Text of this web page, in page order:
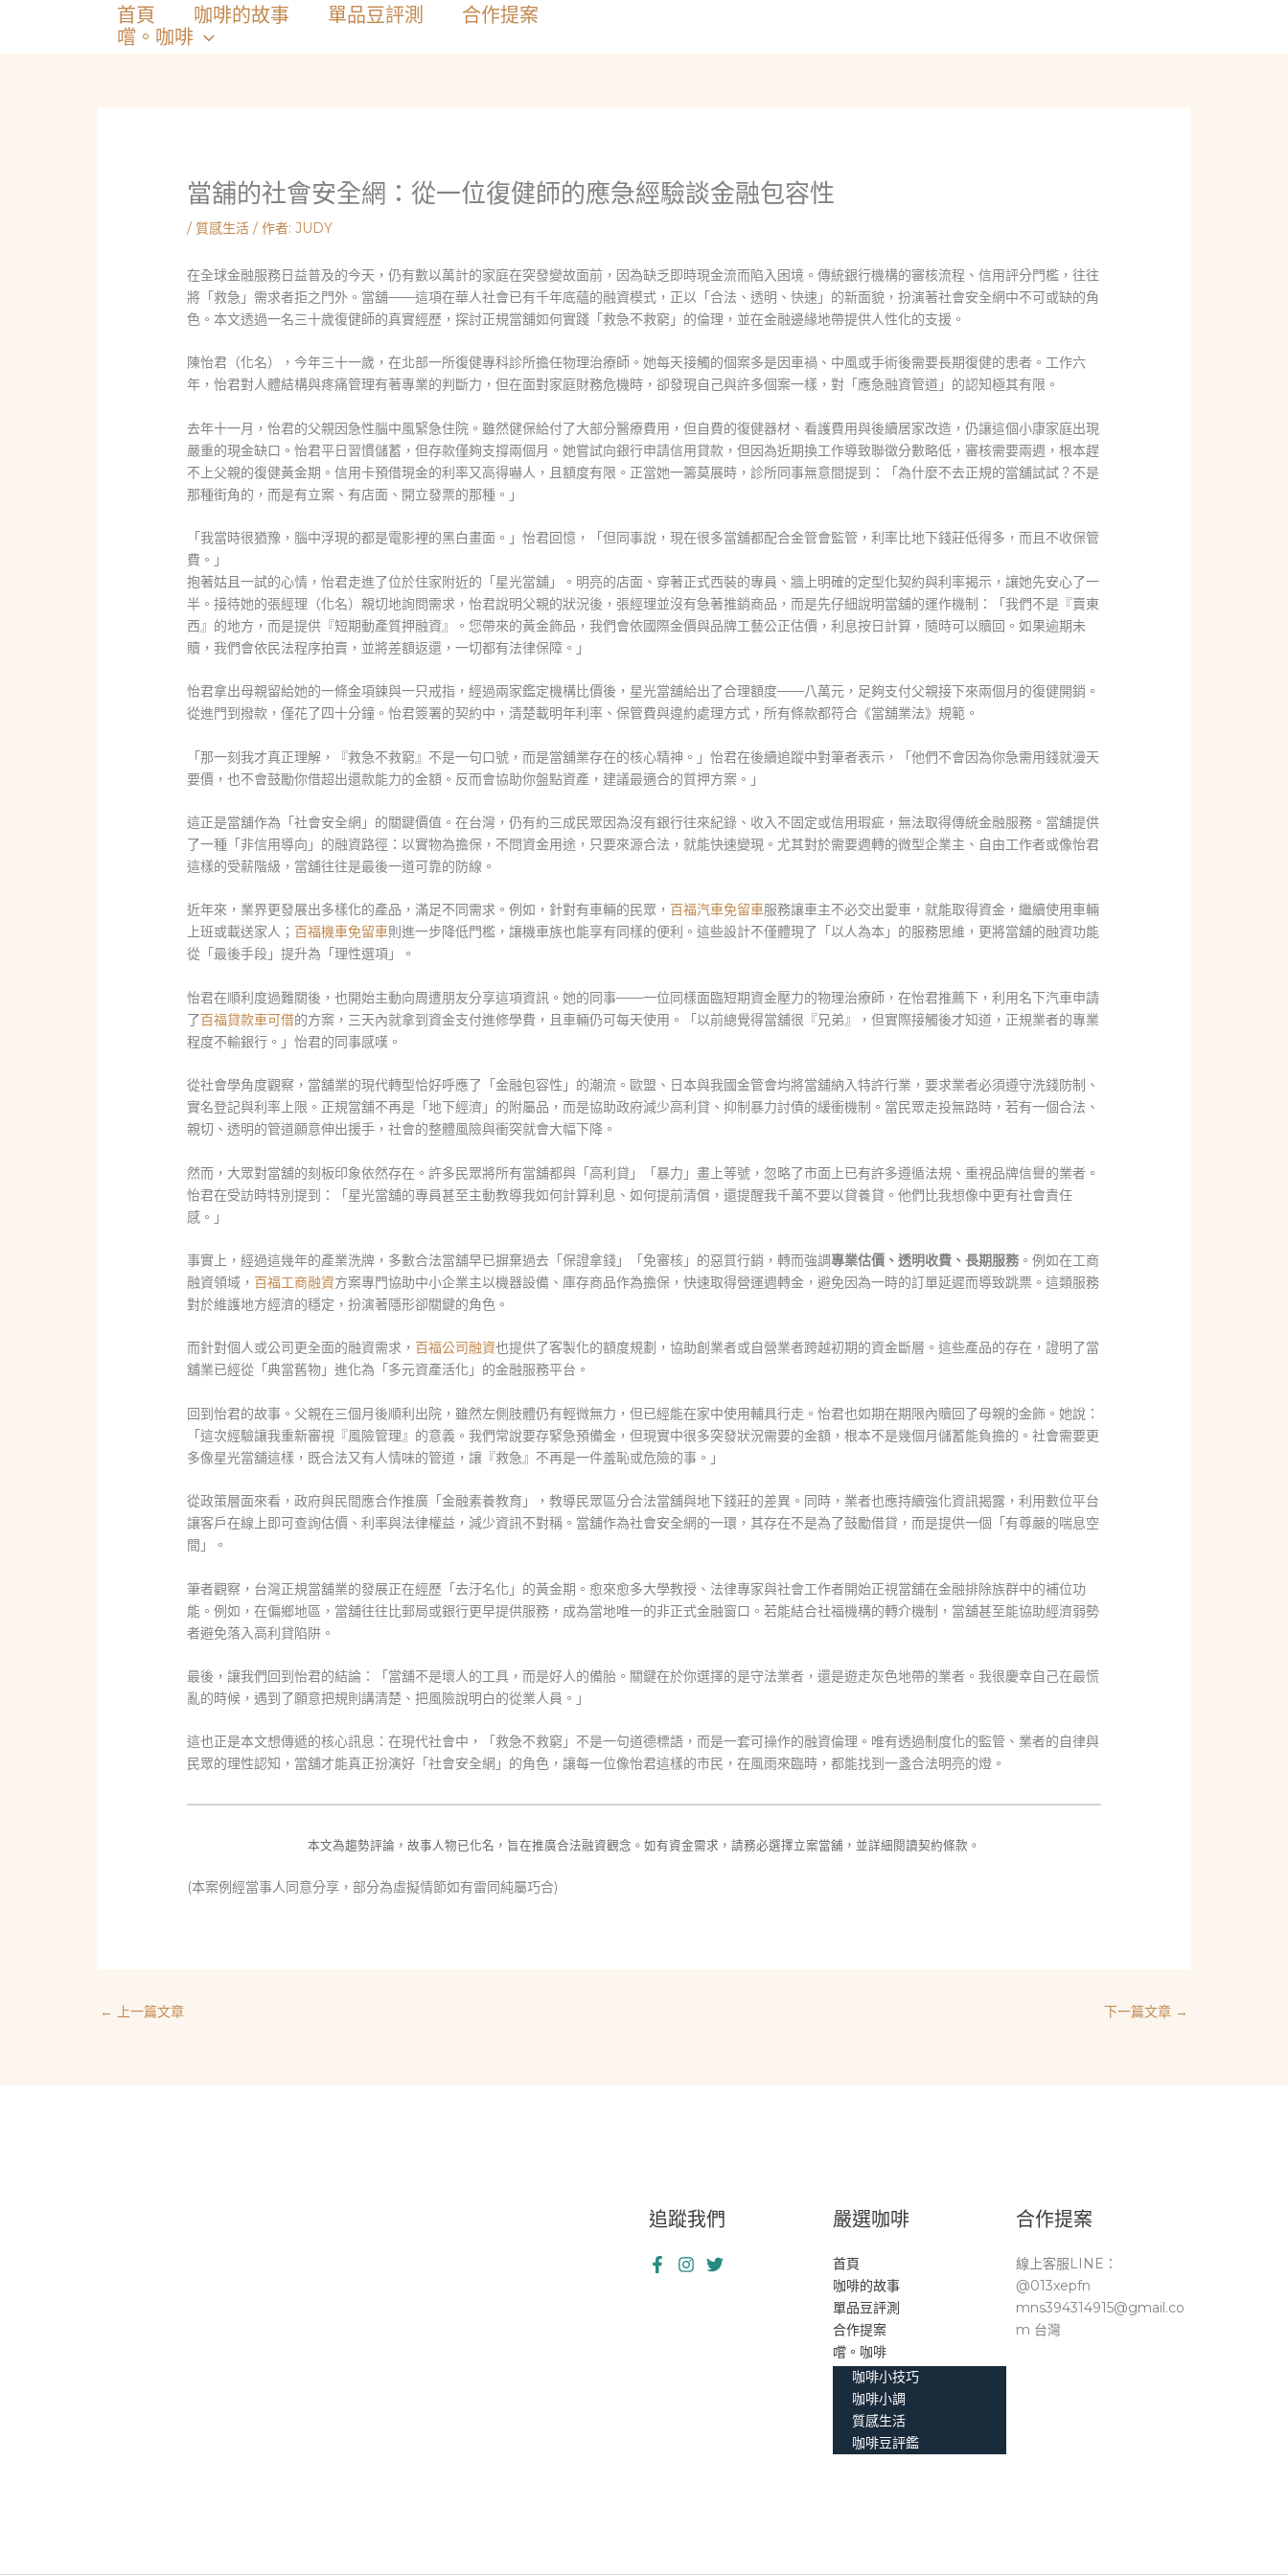
首頁 咖啡的故事 單品豆評測
合作提案
嚐。咖啡
當舖的社會安全網：從一位復健師的應急經驗談金融包容性
/質感生活 / 作者:JUDY
在全球金融服務日益普及的今天，仍有數以萬計的家庭在突發變故面前，因為缺乏即時現金流而陷入困境。傳統銀行機構的審核流程、信用評分門檻，往往
將「救急」需求者拒之門外。當舖——這項在華人社會已有千年底蘊的融資模式，正以「合法、透明、快速」的新面貌，扮演著社會安全網中不可或缺的角
色。本文透過一名三十歲復健師的真實經歷，探討正規當舖如何實踐「救急不救窮」的倫理，並在金融邊緣地帶提供人性化的支援。
陳怡君（化名），今年三十一歲，在北部一所復健專科診所擔任物理治療師。她每天接觸的個案多是因車禍、中風或手術後需要長期復健的患者。工作六
年，怡君對人體結構與疼痛管理有著專業的判斷力，但在面對家庭財務危機時，卻發現自己與許多個案一樣，對「應急融資管道」的認知極其有限。
去年十一月，怡君的父親因急性腦中風緊急住院。雖然健保給付了大部分醫療費用，但自費的復健器材、看護費用與後續居家改造，仍讓這個小康家庭出現
嚴重的現金缺口。怡君平日習慣儲蓄，但存款僅夠支撐兩個月。她嘗試向銀行申請信用貸款，但因為近期換工作導致聯徵分數略低，審核需要兩週，根本趕
不上父親的復健黃金期。信用卡預借現金的利率又高得嚇人，且額度有限。正當她一籌莫展時，診所同事無意間提到：「為什麼不去正規的當舖試試？不是
那種街角的，而是有立案、有店面、開立發票的那種。」
「我當時很猶豫，腦中浮現的都是電影裡的黑白畫面。」怡君回憶，「但同事說，現在很多當舖都配合金管會監管，利率比地下錢莊低得多，而且不收保管
費。」
抱著姑且一試的心情，怡君走進了位於住家附近的「星光當舖」。明亮的店面、穿著正式西裝的專員、牆上明確的定型化契約與利率揭示，讓她先安心了一
半。接待她的張經理（化名）親切地詢問需求，怡君說明父親的狀況後，張經理並沒有急著推銷商品，而是先仔細說明當舖的運作機制：「我們不是『賣東
西』的地方，而是提供『短期動產質押融資』。您帶來的黃金飾品，我們會依國際金價與品牌工藝公正估價，利息按日計算，隨時可以贖回。如果逾期未
贖，我們會依民法程序拍賣，並將差額返還，一切都有法律保障。」
怡君拿出母親留給她的一條金項鍊與一只戒指，經過兩家鑑定機構比價後，星光當舖給出了合理額度——八萬元，足夠支付父親接下來兩個月的復健開銷。
從進門到撥款，僅花了四十分鐘。怡君簽署的契約中，清楚載明年利率、保管費與違約處理方式，所有條款都符合《當舖業法》規範。
「那一刻我才真正理解，『救急不救窮』不是一句口號，而是當舖業存在的核心精神。」怡君在後續追蹤中對筆者表示，「他們不會因為你急需用錢就漫天
要價，也不會鼓勵你借超出還款能力的金額。反而會協助你盤點資產，建議最適合的質押方案。」
這正是當舖作為「社會安全網」的關鍵價值。在台灣，仍有約三成民眾因為沒有銀行往來紀錄、收入不固定或信用瑕疵，無法取得傳統金融服務。當舖提供
了一種「非信用導向」的融資路徑：以實物為擔保，不問資金用途，只要來源合法，就能快速變現。尤其對於需要週轉的微型企業主、自由工作者或像怡君
這樣的受薪階級，當舖往往是最後一道可靠的防線。
近年來，業界更發展出多樣化的產品，滿足不同需求。例如，針對有車輛的民眾， 百福汽車免留車服務讓車主不必交出愛車，就能取得資金，繼續使用車輛
上班或載送家人； 百福機車免留車則進一步降低門檻，讓機車族也能享有同樣的便利。這些設計不僅體現了「以人為本」的服務思維，更將當舖的融資功能
從「最後手段」提升為「理性選項」。
怡君在順利度過難關後，也開始主動向周遭朋友分享這項資訊。她的同事——一位同樣面臨短期資金壓力的物理治療師，在怡君推薦下，利用名下汽車申請
了百福貸款車可借的方案，三天內就拿到資金支付進修學費，且車輛仍可每天使用。「以前總覺得當舖很『兄弟』，但實際接觸後才知道，正規業者的專業
程度不輸銀行。」怡君的同事感嘆。
從社會學角度觀察，當舖業的現代轉型恰好呼應了「金融包容性」的潮流。歐盟、日本與我國金管會均將當舖納入特許行業，要求業者必須遵守洗錢防制、
實名登記與利率上限。正規當舖不再是「地下經濟」的附屬品，而是協助政府減少高利貸、抑制暴力討債的緩衝機制。當民眾走投無路時，若有一個合法、
親切、透明的管道願意伸出援手，社會的整體風險與衝突就會大幅下降。
然而，大眾對當舖的刻板印象依然存在。許多民眾將所有當舖都與「高利貸」「暴力」畫上等號，忽略了市面上已有許多遵循法規、重視品牌信譽的業者。
怡君在受訪時特別提到：「星光當舖的專員甚至主動教導我如何計算利息、如何提前清償，還提醒我千萬不要以貸養貸。他們比我想像中更有社會責任
感。」
事實上，經過這幾年的產業洗牌，多數合法當舖早已摒棄過去「保證拿錢」「免審核」的惡質行銷，轉而強調專業估價、透明收費、長期服務 。例如在工商
融資領域， 百福工商融資方案專門協助中小企業主以機器設備、庫存商品作為擔保，快速取得營運週轉金，避免因為一時的訂單延遲而導致跳票。這類服務
對於維護地方經濟的穩定，扮演著隱形卻關鍵的角色。
而針對個人或公司更全面的融資需求， 百福公司融資也提供了客製化的額度規劃，協助創業者或自營業者跨越初期的資金斷層。這些產品的存在，證明了當
舖業已經從「典當舊物」進化為「多元資產活化」的金融服務平台。
回到怡君的故事。父親在三個月後順利出院，雖然左側肢體仍有輕微無力，但已經能在家中使用輔具行走。怡君也如期在期限內贖回了母親的金飾。她說：
「這次經驗讓我重新審視『風險管理』的意義。我們常說要存緊急預備金，但現實中很多突發狀況需要的金額，根本不是幾個月儲蓄能負擔的。社會需要更
多像星光當舖這樣，既合法又有人情味的管道，讓『救急』不再是一件羞恥或危險的事。」
從政策層面來看，政府與民間應合作推廣「金融素養教育」，教導民眾區分合法當舖與地下錢莊的差異。同時，業者也應持續強化資訊揭露，利用數位平台
讓客戶在線上即可查詢估價、利率與法律權益，減少資訊不對稱。當舖作為社會安全網的一環，其存在不是為了鼓勵借貸，而是提供一個「有尊嚴的喘息空
間」。
筆者觀察，台灣正規當舖業的發展正在經歷「去汙名化」的黃金期。愈來愈多大學教授、法律專家與社會工作者開始正視當舖在金融排除族群中的補位功
能。例如，在偏鄉地區，當舖往往比郵局或銀行更早提供服務，成為當地唯一的非正式金融窗口。若能結合社福機構的轉介機制，當舖甚至能協助經濟弱勢
者避免落入高利貸陷阱。
最後，讓我們回到怡君的結論：「當舖不是壞人的工具，而是好人的備胎。關鍵在於你選擇的是守法業者，還是遊走灰色地帶的業者。我很慶幸自己在最慌
亂的時候，遇到了願意把規則講清楚、把風險說明白的從業人員。」
這也正是本文想傳遞的核心訊息：在現代社會中，「救急不救窮」不是一句道德標語，而是一套可操作的融資倫理。唯有透過制度化的監管、業者的自律與
民眾的理性認知，當舖才能真正扮演好「社會安全網」的角色，讓每一位像怡君這樣的市民，在風雨來臨時，都能找到一盞合法明亮的燈。
本文為趨勢評論，故事人物已化名，旨在推廣合法融資觀念。如有資金需求，請務必選擇立案當舖，並詳細閱讀契約條款。
(本案例經當事人同意分享，部分為虛擬情節如有雷同純屬巧合)
← 上一篇文章 下一篇文章 →
追蹤我們 嚴選咖啡
首頁
咖啡的故事
單品豆評測
合作提案
嚐。咖啡
咖啡小技巧
咖啡小調
質感生活
咖啡豆評鑑
合作提案
線上客服LINE：
@013xepfn
mns394314915@gmail.co
m 台灣